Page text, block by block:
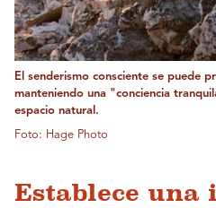
El senderismo consciente se puede
manteniendo una "conciencia
espacio natural.
Foto: Hage Photo
Establece una